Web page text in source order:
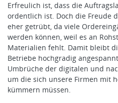
Erfreulich ist, dass die
ordentlich ist. Doch die Freude
eher getrübt, da viele
werden können, weil es an
Materialien fehlt. Damit bleibt
Betriebe hochgradig
Umbrüche der digitalen und
um die sich unsere Firmen mit
kümmern müssen.